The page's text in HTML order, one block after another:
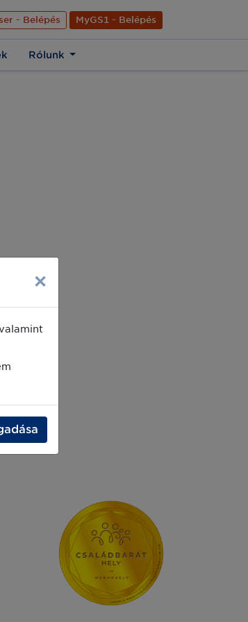
Kapcsolat Rólunk
EN
- Belépés
MyGS1 - Belépés
Rólunk
×